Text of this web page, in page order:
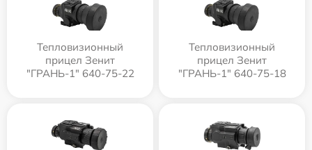
Тепловизионный
прицел Зенит
"ГРАНЬ-1" 640-75-22
Тепловизионный
прицел Зенит
"ГРАНЬ-1" 640-75-18